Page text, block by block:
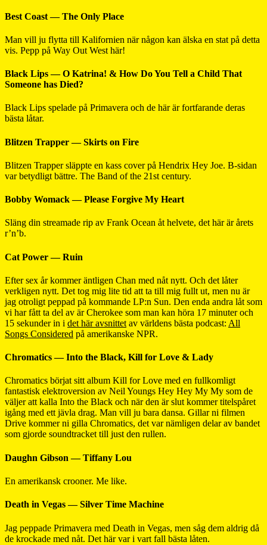
Best Coast — The Only Place
Man vill ju flytta till Kalifornien när någon kan älska en stat på detta
vis. Pepp på Way Out West här!
Black Lips — O Katrina! & How Do You Tell a Child That
Someone has Died?
Black Lips spelade på Primavera och de här är fortfarande deras
bästa låtar.
Blitzen Trapper — Skirts on Fire
Blitzen Trapper släppte en kass cover på Hendrix Hey Joe. B-sidan
var betydligt bättre. The Band of the 21st century.
Bobby Womack — Please Forgive My Heart
Släng din streamade rip av Frank Ocean åt helvete, det här är årets
r’n’b.
Cat Power — Ruin
Efter sex år kommer äntligen Chan med nåt nytt. Och det låter
verkligen nytt. Det tog mig lite tid att ta till mig fullt ut, men nu är
jag otroligt peppad på kommande LP:n Sun. Den enda andra låt som
vi har fått ta del av är Cherokee som man kan höra 17 minuter och
15 sekunder in i det här avsnittet av världens bästa podcast: All
Songs Considered på amerikanske NPR.
Chromatics — Into the Black, Kill for Love & Lady
Chromatics börjat sitt album Kill for Love med en fullkomligt
fantastisk elektroversion av Neil Youngs Hey Hey My My som de
väljer att kalla Into the Black och när den är slut kommer titelspåret
igång med ett jävla drag. Man vill ju bara dansa. Gillar ni filmen
Drive kommer ni gilla Chromatics, det var nämligen delar av bandet
som gjorde soundtracket till just den rullen.
Daughn Gibson — Tiffany Lou
En amerikansk crooner. Me like.
Death in Vegas — Silver Time Machine
Jag peppade Primavera med Death in Vegas, men såg dem aldrig då
de krockade med nåt. Det här var i vart fall bästa låten.